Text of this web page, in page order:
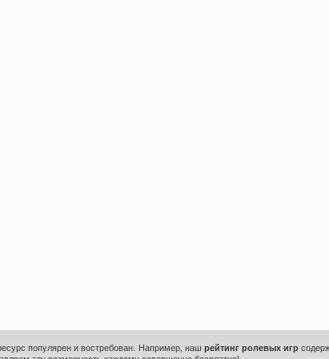
популярен и востребован. Например, наш рейтинг ролевых игр